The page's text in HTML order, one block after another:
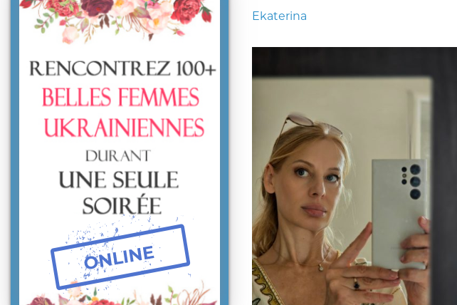
Ekaterina